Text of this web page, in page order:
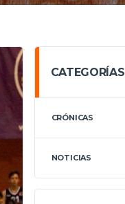
CATEGORÍAS
CRÓNICAS
NOTICIAS